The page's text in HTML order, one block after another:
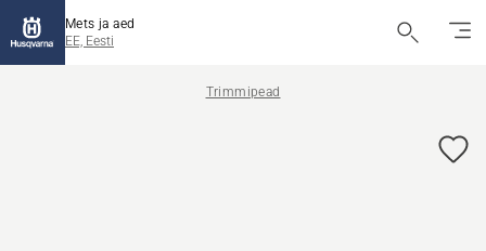
Mets ja aed
EE, Eesti
Trimmipead